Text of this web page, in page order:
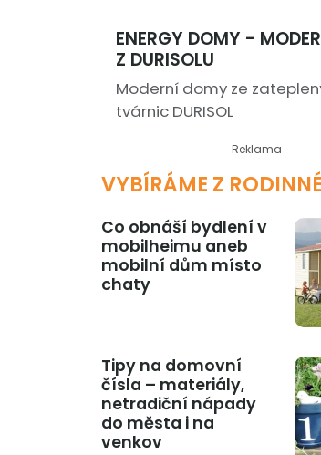
ENERGY DOMY -
Z DURISOLU
Moderní domy ze
tvárnic DURISOL
Reklama
VYBÍRÁME Z
Co obnáší bydlení v
mobilheimu aneb
mobilní dům místo
chaty
Tipy na domovní
čísla – materiály,
netradiční nápady
do města i na
venkov